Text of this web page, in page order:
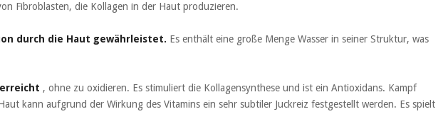
Fibroblasten, die Kollagen in der Haut produzieren.
durch die Haut gewährleistet. Es enthält eine große Menge Wasser in seiner Struktur, was
, ohne zu oxidieren. Es stimuliert die Kollagensynthese und ist ein Antioxidans. Kampf
kann aufgrund der Wirkung des Vitamins ein sehr subtiler Juckreiz festgestellt werden. Es spielt